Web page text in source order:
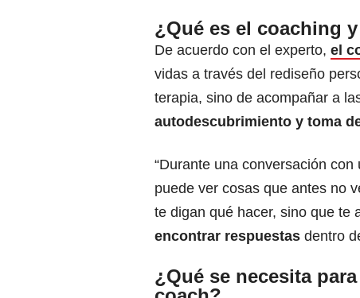
¿Qué es el coaching
De acuerdo con el experto, el
vidas a través del rediseño
terapia, sino de acompañar a
autodescubrimiento y toma
“Durante una conversación con
puede ver cosas que antes no
te digan qué hacer, sino que te
encontrar respuestas dentro
¿Qué se necesita